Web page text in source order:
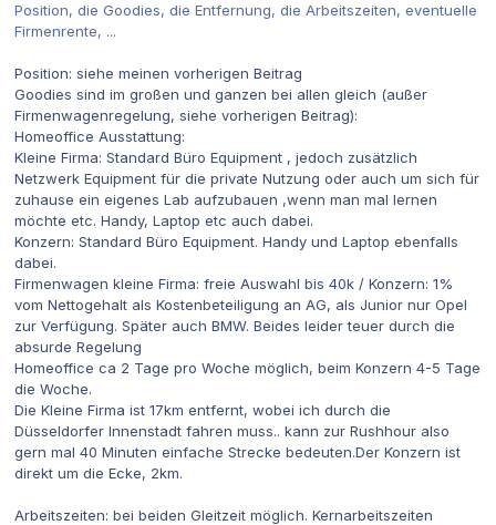
Position, die Goodies, die Entfernung, die Arbeitszeiten, eventuelle
Firmenrente, ...
Position: siehe meinen vorherigen Beitrag
Goodies sind im großen und ganzen bei allen gleich (außer
Firmenwagenregelung, siehe vorherigen Beitrag):
Homeoffice Ausstattung:
Kleine Firma: Standard Büro Equipment , jedoch zusätzlich
Netzwerk Equipment für die private Nutzung oder auch um sich für
zuhause ein eigenes Lab aufzubauen ,wenn man mal lernen
möchte etc. Handy, Laptop etc auch dabei.
Konzern: Standard Büro Equipment. Handy und Laptop ebenfalls
dabei.
Firmenwagen kleine Firma: freie Auswahl bis 40k / Konzern: 1%
vom Nettogehalt als Kostenbeteiligung an AG, als Junior nur Opel
zur Verfügung. Später auch BMW. Beides leider teuer durch die
absurde Regelung
Homeoffice ca 2 Tage pro Woche möglich, beim Konzern 4-5 Tage
die Woche.
Die Kleine Firma ist 17km entfernt, wobei ich durch die
Düsseldorfer Innenstadt fahren muss.. kann zur Rushhour also
gern mal 40 Minuten einfache Strecke bedeuten.Der Konzern ist
direkt um die Ecke, 2km.
Arbeitszeiten: bei beiden Gleitzeit möglich. Kernarbeitszeiten